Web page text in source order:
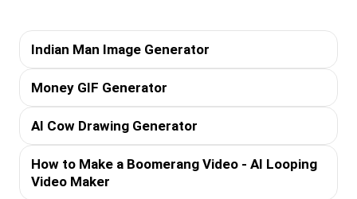
Indian Man Image Generator
Money GIF Generator
AI Cow Drawing Generator
How to Make a Boomerang Video - AI Looping
Video Maker